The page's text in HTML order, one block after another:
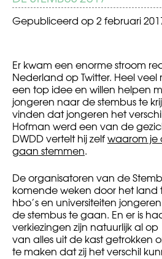
Gepubliceerd op2 februari
Er kwam een enorme stroom
Nederland op Twitter. Heel
een top idee en willen helpen
jongeren naar de stembus te
vinden dat jongeren het
Hofman werd een van de
DWDD vertelt hij zelfwaarom je
gaan stemmen.
De organisatoren van de
komende weken door het land
hbo’s en universiteiten
de stembus te gaan. En er is
verkiezingen zijn natuurlijk al
van alles uit de kast getrokken
te maken dat zij het verschil